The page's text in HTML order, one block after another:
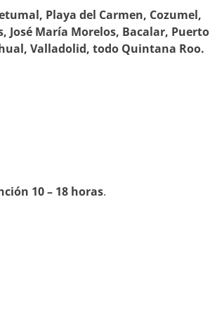
Playa del Carmen, Cozumel,
José María Morelos, Bacalar, Puerto
Valladolid, todo Quintana Roo.
10 – 18 horas.